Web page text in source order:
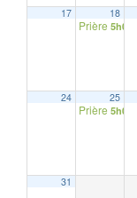
17 18
Prière 5h00
24 25
Prière 5h00
31